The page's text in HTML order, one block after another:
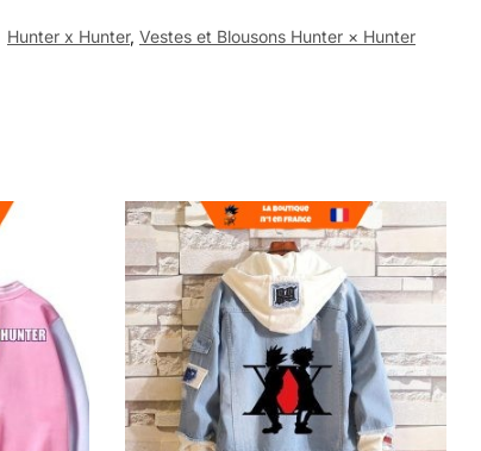
Hunter x Hunter, Vestes et Blousons Hunter × Hunter